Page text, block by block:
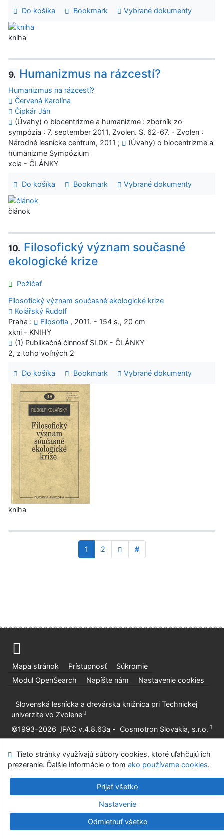
Do košíka Bookmark Vybrané dokumenty
kniha
9. Humanizmus na rázcestí?
Humanizmus na rázcestí?
Červená Karolína
Čipkár Ján
(Úvahy) o biocentrizme a humanizme : zborník zo
sympózia : 7. september 2011, Zvolen. S. 62-67. - Zvolen :
Národné lesnícke centrum, 2011 ;
(Úvahy) o biocentrizme a
humanizme Sympózium
xcla - ČLÁNKY
Do košíka Bookmark Vybrané dokumenty
článok
10. Filosofický význam současné
ekologické krize
Požičať
Filosofický význam současné ekologické krize
Kolářský Rudolf
Praha :
Filosofia , 2011. - 154 s., 20 cm
xkni - KNIHY
(1) Publikačná činnosť SLDK - ČLÁNKY
2, z toho voľných 2
Do košíka Bookmark Vybrané dokumenty
kniha
1 2 #
Mapa stránok Prístupnosť
Súkromie
Modul OpenSearch
Napíšte nám Nastavenie cookies
Slovenská lesnícka a drevárska knižnica pri Technickej
univerzite vo Zvolene
©1993-2026 IPAC v.4.8.63a - Cosmotron Slovakia, s.r.o.
Tieto stránky využívajú súbory cookies, ktoré uľahčujú ich
prezeranie. Ďalšie informácie o tom ako používame cookies.
Prijať všetko
Nastavenie
Odmietnuť všetko